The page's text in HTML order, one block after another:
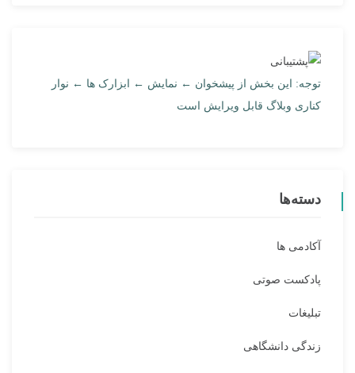
توجه: این بخش از پیشخوان ← نمایش ← ابزارک ها ← نوار
کناری وبلاگ قابل ویرایش است
دسته‌ها
آکادمی ها
پادکست صوتی
تبلیغات
زندگی دانشگاهی